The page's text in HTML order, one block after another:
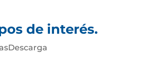
de interés.